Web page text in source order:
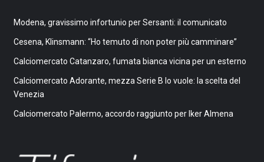
Modena, gravissimo infortunio per Sersanti: il comunicato
Cesena, Klinsmann: “Ho temuto di non poter più camminare”
Calciomercato Catanzaro, fumata bianca vicina per un esterno
Calciomercato Adorante, mezza Serie B lo vuole: la scelta del
Venezia
Calciomercato Palermo, accordo raggiunto per Iker Almena